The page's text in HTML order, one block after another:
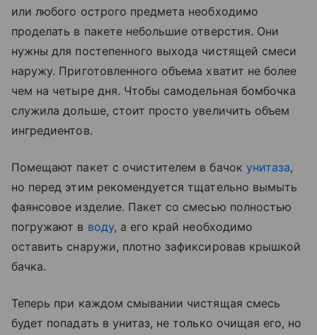
или любого острого предмета необходимо
проделать в пакете небольшие отверстия. Они
нужны для постепенного выхода чистящей смеси
наружу. Приготовленного объема хватит не более
чем на четыре дня. Чтобы самодельная бомбочка
служила дольше, стоит просто увеличить объем
ингредиентов.
Помещают пакет с очистителем в бачок унитаза,
но перед этим рекомендуется тщательно вымыть
фаянсовое изделие. Пакет со смесью полностью
погружают в воду, а его край необходимо
оставить снаружи, плотно зафиксировав крышкой
бачка.
Теперь при каждом смывании чистящая смесь
будет попадать в унитаз, не только очищая его, но